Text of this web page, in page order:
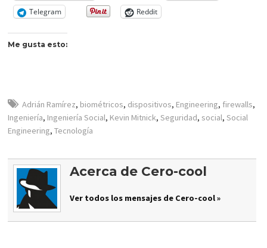
Telegram
Reddit
Me gusta esto:
Adrián Ramírez, biométricos, dispositivos, Engineering, firewalls,
Ingeniería, Ingeniería Social, Kevin Mitnick,Seguridad, social,Social
Engineering,Tecnología
Acerca de Cero-cool
Ver todos los mensajes de Cero-cool »